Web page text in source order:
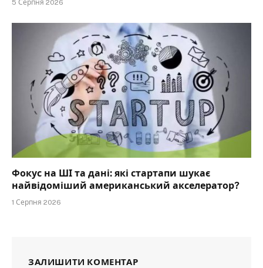
5 Серпня 2026
Фокус на ШІ та дані: які стартапи шукає
найвідоміший американський акселератор?
1 Серпня 2026
ЗАЛИШИТИ КОМЕНТАР